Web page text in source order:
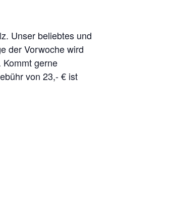
Unser beliebtes und
der Vorwoche wird
gerne
von 23,- € ist